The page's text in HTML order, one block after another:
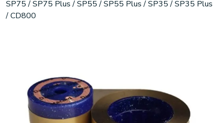
SP75 / SP75 Plus / SP55 / SP55 Plus / SP35 / SP35 Plus
/ CD800